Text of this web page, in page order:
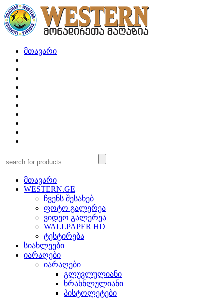
მთავარი
მთავარი
WESTERN.GE
ჩვენს შესახებ
ფოტო გალერეა
ვიდეო გალერეა
WALLPAPER HD
ტესტირება
სიახლეები
იარაღები
იარაღები
გლუვლულიანი
ხრახნლულიანი
პისტოლეტები